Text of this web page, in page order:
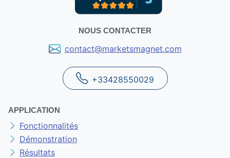
NOUS CONTACTER
contact@marketsmagnet.com
+33428550029
APPLICATION
Fonctionnalités
Démonstration
Résultats